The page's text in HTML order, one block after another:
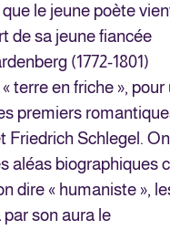
le jeune poète
de sa jeune fiancée
(1772-1801)
terre en friche », pour
premiers
Friedrich Schlegel. On
aléas biographiques
dire « humaniste »,
son aura le